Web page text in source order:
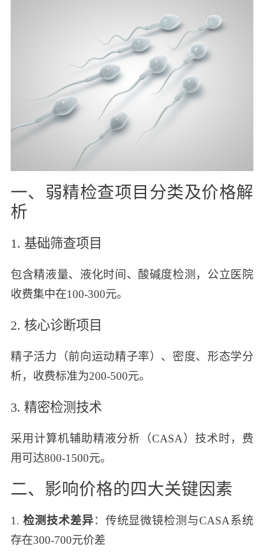
一、弱精检查项目分类及价格解
析
1. 基础筛查项目
包含精液量、液化时间、酸碱度检测，公立医院
收费集中在100-300元。
2. 核心诊断项目
精子活力（前向运动精子率）、密度、形态学分
析，收费标准为200-500元。
3. 精密检测技术
采用计算机辅助精液分析（CASA）技术时，费
用可达800-1500元。
二、影响价格的四大关键因素
1. 检测技术差异：传统显微镜检测与CASA系统
存在300-700元价差